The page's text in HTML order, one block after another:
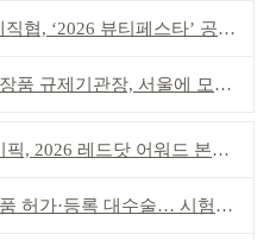
, ‘2026 뷰티페스타’ 공동 주최
품 규제기관장, 서울에 모인다
2026 레드닷 어워드 본상 2개 수상
가·등록 대수술… 시험자료 공용 허용